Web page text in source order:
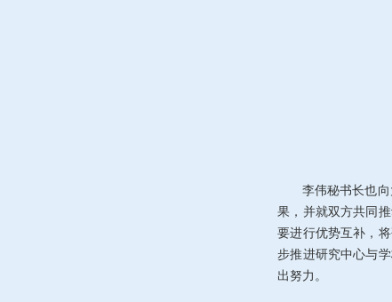
李伟秘书长也
果，并就双方共同
要进行优势互补，
步推进研究中心与
出努力。